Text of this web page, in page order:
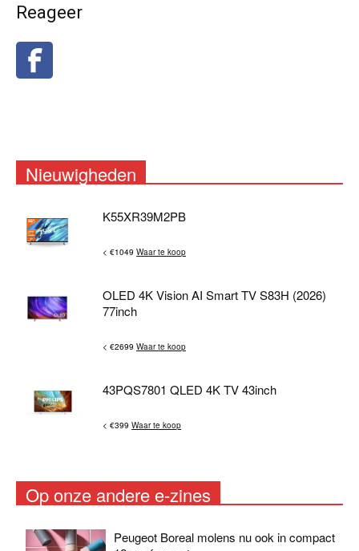
Reageer
Nieuwigheden
K55XR39M2PB
< €1049 Waar te koop
OLED 4K Vision AI Smart TV S83H (2026)
77inch
< €2699 Waar te koop
43PQS7801 QLED 4K TV 43inch
< €399 Waar te koop
Op onze andere e-zines
Peugeot Boreal molens nu ook in compact